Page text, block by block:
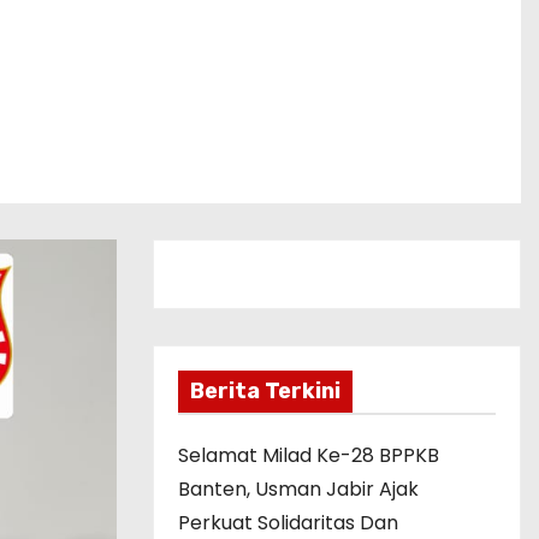
Berita Terkini
Selamat Milad Ke-28 BPPKB
Banten, Usman Jabir Ajak
Perkuat Solidaritas Dan